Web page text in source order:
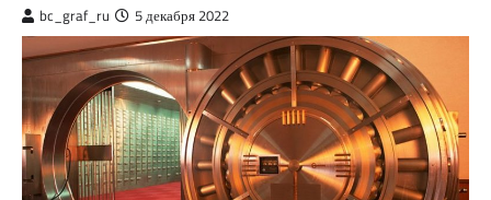
bc_graf_ru 5 декабря 2022